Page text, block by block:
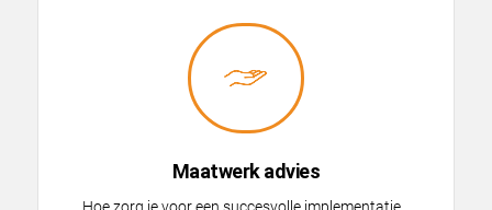
Maatwerk advies
Hoe zorg je voor een succesvolle implementatie